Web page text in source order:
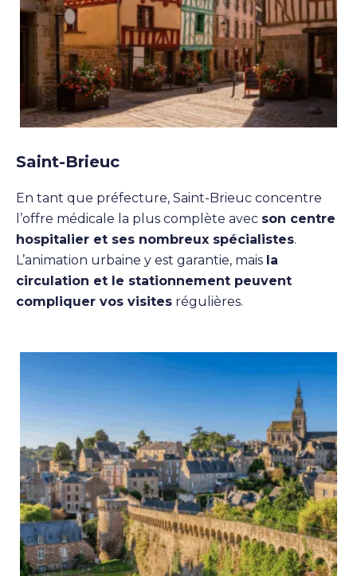
Saint-Brieuc
En tant que préfecture, Saint-Brieuc concentre
l’offre médicale la plus complète avec son centre
hospitalier et ses nombreux spécialistes.
L’animation urbaine y est garantie, mais la
circulation et le stationnement peuvent
compliquer vos visites régulières.